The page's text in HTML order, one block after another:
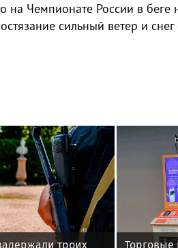
на Чемпионате России в беге
сильный ветер и
троих
Торговые